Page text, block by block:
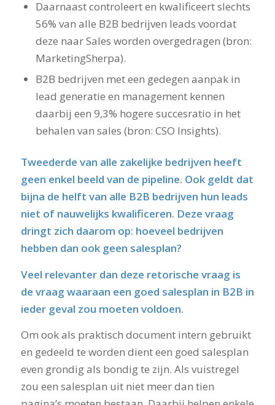
Daarnaast controleert en kwalificeert slechts
56% van alle B2B bedrijven leads voordat
deze naar Sales worden overgedragen (bron:
MarketingSherpa).
B2B bedrijven met een gedegen aanpak in
lead generatie en management kennen
daarbij een 9,3% hogere succesratio in het
behalen van sales (bron: CSO Insights).
Tweederde van alle zakelijke bedrijven heeft
geen enkel beeld van de pipeline. Ook geldt dat
bijna de helft van alle B2B bedrijven hun leads
niet of nauwelijks kwalificeren. Deze vraag
dringt zich daarom op: hoeveel bedrijven
hebben dan ook geen salesplan?
Veel relevanter dan deze retorische vraag is
de vraag waaraan een goed salesplan in B2B in
ieder geval zou moeten voldoen.
Om ook als praktisch document intern gebruikt
en gedeeld te worden dient een goed salesplan
even grondig als bondig te zijn. Als vuistregel
zou een salesplan uit niet meer dan tien